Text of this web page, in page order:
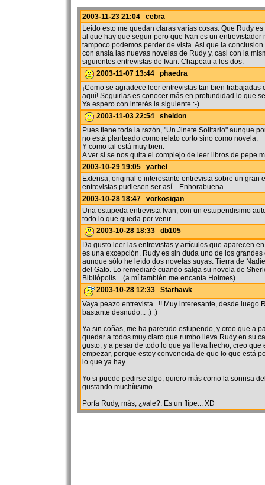
2003-11-23 21:04 cebra
Leido esto me quedan claras varias cosas. Que Rudy
al que hay que seguir pero que Ivan es un entrevistador
tampoco podemos perder de vista. Asi que la
con ansia las nuevas novelas de Rudy y, casi con la
siguientes entrevistas de Ivan. Chapeau a los dos.
2003-11-07 13:44 phaedra
¡Como se agradece leer entrevistas tan bien trabajadas
aquí! Seguirlas es conocer más en profundidad lo que
Ya espero con interés la siguiente :-)
2003-11-03 22:54 sheldon
Pues tiene toda la razón, "Un Jinete Solitario" aunque
no está planteado como relato corto sino como novela.
Y como tal está muy bien.
A ver si se nos quita el complejo de leer libros de pepe
2003-10-29 19:05 yarhel
Extensa, original e interesante entrevista sobre un gran
entrevistas pudiesen ser así... Enhorabuena
2003-10-28 18:47 vorkosigan
Una estupeda entrevista Ivan, con un estupendisimo
todo lo que queda por venir...
2003-10-28 18:33 db105
Da gusto leer las entrevistas y artículos que aparecen
es una excepción. Rudy es sin duda uno de los
aunque sólo he leído dos novelas suyas: Tierra de
del Gato. Lo remediaré cuando salga su novela de
Bibliópolis... (a mí también me encanta Holmes).
2003-10-28 12:33 Starhawk
Vaya peazo entrevista...!! Muy interesante, desde luego
bastante desnudo... ;) ;)
Ya sin coñas, me ha parecido estupendo, y creo que a
quedar a todos muy claro que rumbo lleva Rudy en su
gusto, y a pesar de todo lo que ya lleva hecho, creo que
empezar, porque estoy convencida de que lo que está
lo que ya hay.
Yo si puede pedirse algo, quiero más como la sonrisa
gustando muchíiisimo.
Porfa Rudy, más, ¿vale?. Es un flipe... XD